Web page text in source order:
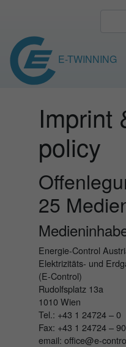
E-TWINNING
Imprint
policy
25
Energie-Control
Elektrizitäts- und
(E-Control)
Rudolfsplatz 13a
1010 Wien
Tel.: +43 1 24724 – 0
Fax: +43 1 24724 –
email: office@e-